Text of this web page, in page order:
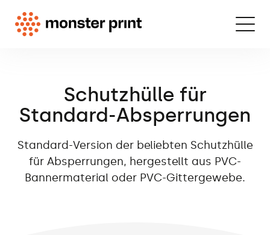
Schutzhülle für
Standard-Absperrungen
Standard-Version der beliebten Schutzhülle
für Absperrungen, hergestellt aus PVC-
Bannermaterial oder PVC-Gittergewebe.